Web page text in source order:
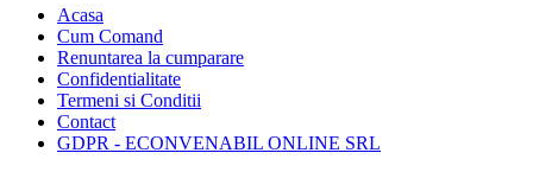
Acasa
Cum Comand
Renuntarea la cumparare
Confidentialitate
Termeni si Conditii
Contact
GDPR - ECONVENABIL ONLINE SRL